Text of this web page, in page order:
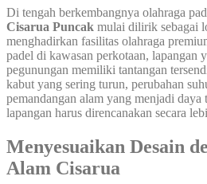
Di tengah berkembangnya olahraga
Cisarua Puncak mulai dilirik sebagai
menghadirkan fasilitas olahraga
padel di kawasan perkotaan, lapangan
pegunungan memiliki tantangan
kabut yang sering turun, perubahan
pemandangan alam yang menjadi daya
lapangan harus direncanakan secara
Menyesuaikan Desain
Alam Cisarua